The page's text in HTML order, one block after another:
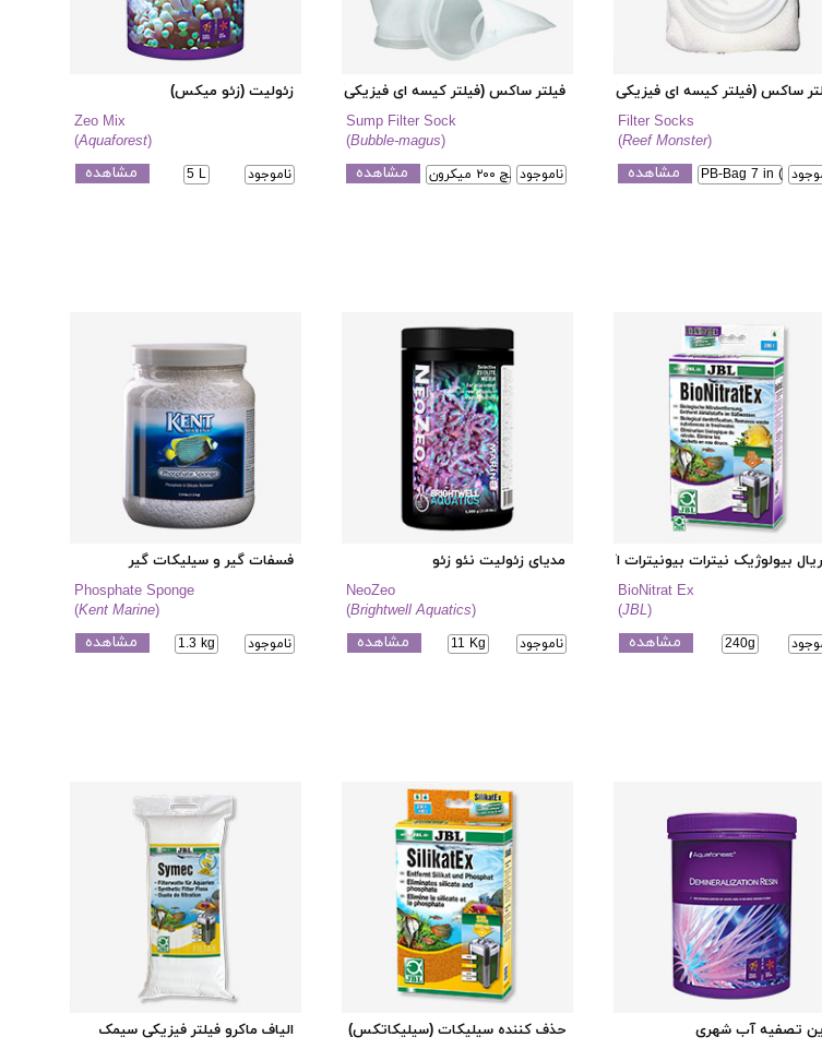
ساکس (فیلتر کیسه ای فیزیکی)
Filter Socks
(Reef Monster)
PB-Bag 7 in (200) مشاهده
فیلتر ساکس (فیلتر کیسه ای فیزیکی)
Sump Filter Sock
(Bubble-magus)
ناموجود
هفت اینچ ۲۰۰ میکرون مشاهده
زئولیت (زئو میکس)
Zeo Mix
(Aquaforest)
ناموجود 5 L مشاهده
بیولوژیک نیترات بیونیترات اکس
BioNitrat Ex
(JBL)
240g مشاهده
مدیای زئولیت نئو زئو
NeoZeo
(Brightwell Aquatics)
ناموجود 11 Kg مشاهده
فسفات گیر و سیلیکات گیر
Phosphate Sponge
(Kent Marine)
ناموجود 1.3 kg مشاهده
تصفیه آب شهری
حذف کننده سیلیکات (سیلیکاتکس)
الیاف ماکرو فیلتر فیزیکی سیمک